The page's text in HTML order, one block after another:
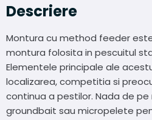
Descriere
Montura cu method feeder
montura folosita in pescuitul
Elementele principale ale
localizarea, competitia si
continua a pestilor. Nada de
groundbait sau micropelete